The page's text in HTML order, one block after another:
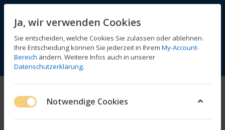
Menü Anmelden Vergleichen Wunschliste
Ja, wir verwenden Cookies
Sie entscheiden, welche Cookies Sie zulassen oder ablehnen.
Ihre Entscheidung können Sie jederzeit in Ihrem My-Account-
Bereich ändern. Weitere Infos auch in unserer
Datenschutzerklärung.
Notwendige Cookies